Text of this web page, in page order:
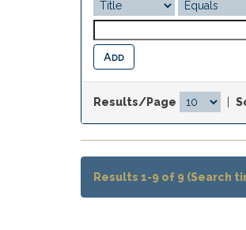
Results/Page
Results 1-9 of 9 (Search